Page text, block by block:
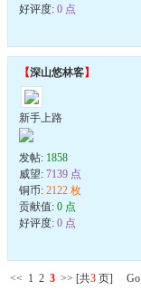
好评度: 0 点
【深山悠林客】
新手上路
发帖: 1858
威望: 7139 点
铜币: 2122 枚
贡献值: 0 点
好评度: 0 点
<< 1 2 3 >> [共3 页] Go